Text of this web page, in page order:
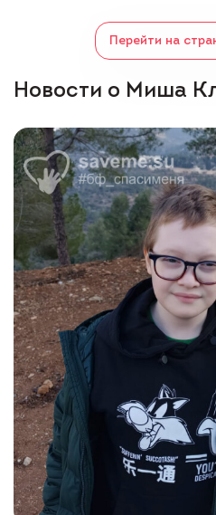
Перейти на
Новости о Миша